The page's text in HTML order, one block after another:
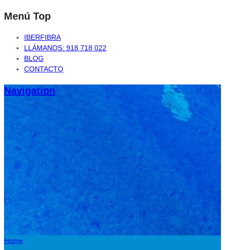
Menú Top
IBERFIBRA
LLÁMANOS: 918 718 022
BLOG
CONTACTO
Navigation
Home